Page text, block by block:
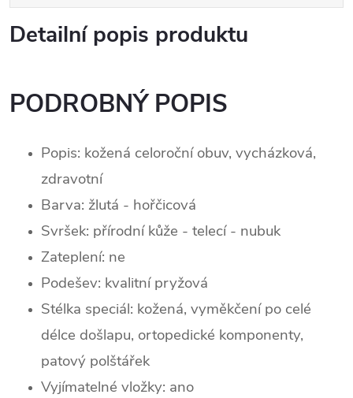
Detailní popis produktu
PODROBNÝ POPIS
Popis: kožená celoroční obuv, vycházková,
zdravotní
Barva: žlutá - hořčicová
Svršek: přírodní kůže - telecí - nubuk
Zateplení: ne
Podešev: kvalitní pryžová
Stélka speciál: kožená, vyměkčení po celé
délce došlapu, ortopedické komponenty,
patový polštářek
Vyjímatelné vložky: ano